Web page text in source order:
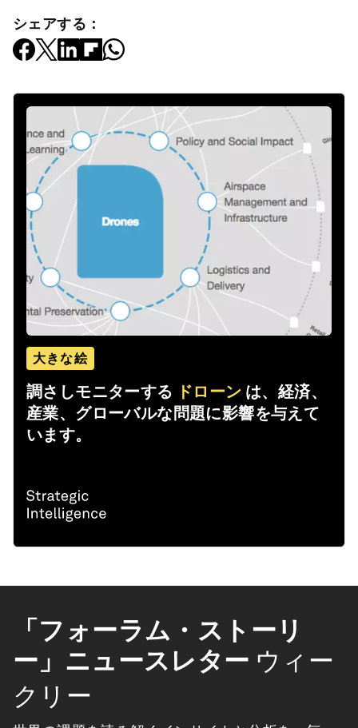
シェアする：
大きな絵
調さしモニターする ドローン は、経済、
産業、グローバルな問題に影響を与えて
います。
「フォーラム・ストーリ
ー」ニュースレター ウィー
クリー